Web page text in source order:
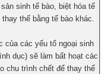
sinh tế bào, biệt hóa tế
thế bằng tế bào khác.
của các yếu tố ngoại sinh
dục) sẽ làm bất hoạt các
chu trình chết để thay thế